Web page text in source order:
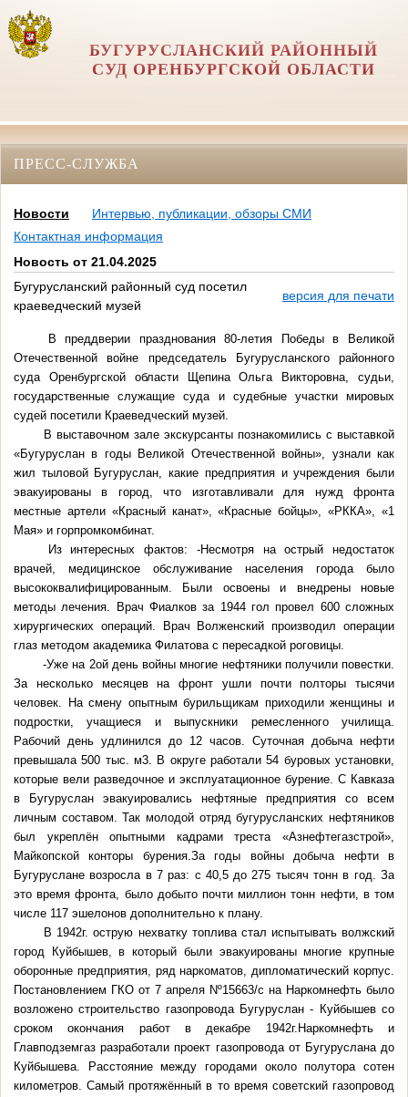
БУГУРУСЛАНСКИЙ РАЙОННЫЙ
СУД ОРЕНБУРГСКОЙ ОБЛАСТИ
ПРЕСС-СЛУЖБА
Новости
Интервью, публикации, обзоры СМИ
Контактная информация
Новость от 21.04.2025
Бугурусланский районный суд посетил
краеведческий музей
версия для печати
В преддверии празднования 80-летия Победы в Великой
Отечественной войне председатель Бугурусланского районного
суда Оренбургской области Щепина Ольга Викторовна, судьи,
государственные служащие суда и судебные участки мировых
судей посетили Краеведческий музей.
В выставочном зале экскурсанты познакомились с выставкой
«Бугуруслан в годы Великой Отечественной войны», узнали как
жил тыловой Бугуруслан, какие предприятия и учреждения были
эвакуированы в город, что изготавливали для нужд фронта
местные артели «Красный канат», «Красные бойцы», «РККА», «1
Мая» и горпромкомбинат.
Из интересных фактов: -Несмотря на острый недостаток
врачей, медицинское обслуживание населения города было
высококвалифицированным. Были освоены и внедрены новые
методы лечения. Врач Фиалков за 1944 гол провел 600 сложных
хирургических операций. Врач Волженский производил операции
глаз методом академика Филатова с пересадкой роговицы.
-Уже на 2ой день войны многие нефтяники получили повестки.
За несколько месяцев на фронт ушли почти полторы тысячи
человек. На смену опытным бурильщикам приходили женщины и
подростки, учащиеся и выпускники ремесленного училища.
Рабочий день удлинился до 12 часов. Суточная добыча нефти
превышала 500 тыс. м3. В округе работали 54 буровых установки,
которые вели разведочное и эксплуатационное бурение. С Кавказа
в Бугуруслан эвакуировались нефтяные предприятия со всем
личным составом. Так молодой отряд бугурусланских нефтяников
был укреплён опытными кадрами треста «Азнефтегазстрой»,
Майкопской конторы бурения.За годы войны добыча нефти в
Бугуруслане возросла в 7 раз: с 40,5 до 275 тысяч тонн в год. За
это время фронта, было добыто почти миллион тонн нефти, в том
числе 117 эшелонов дополнительно к плану.
В 1942г. острую нехватку топлива стал испытывать волжский
город Куйбышев, в который были эвакуированы многие крупные
оборонные предприятия, ряд наркоматов, дипломатический корпус.
Постановлением ГКО от 7 апреля Nº15663/с на Наркомнефть было
возложено строительство газопровода Бугуруслан - Куйбышев со
сроком окончания работ в декабре 1942г.Наркомнефть и
Главподземгаз разработали проект газопровода от Бугуруслана до
Куйбышева. Расстояние между городами около полутора сотен
километров. Самый протяжённый в то время советский газопровод